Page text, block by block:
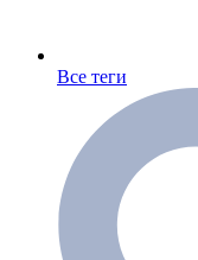
Все теги